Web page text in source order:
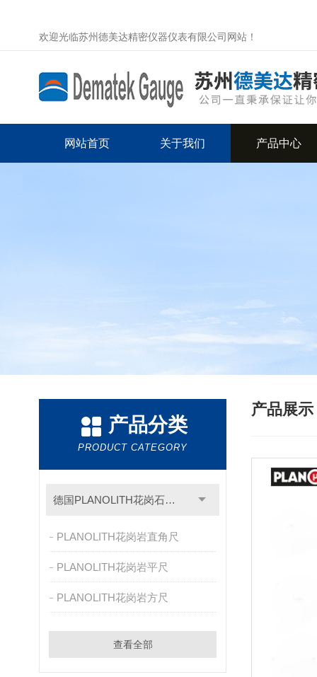
欢迎光临苏州德美达精密仪器仪表有限公司网站！
网站首页 关于我们 产品中心
产品分类
PRODUCT CATEGORY
德国PLANOLITH花岗石检具
PLANOLITH花岗岩直角尺
PLANOLITH花岗岩平尺
PLANOLITH花岗岩方尺
查看全部
产品展示